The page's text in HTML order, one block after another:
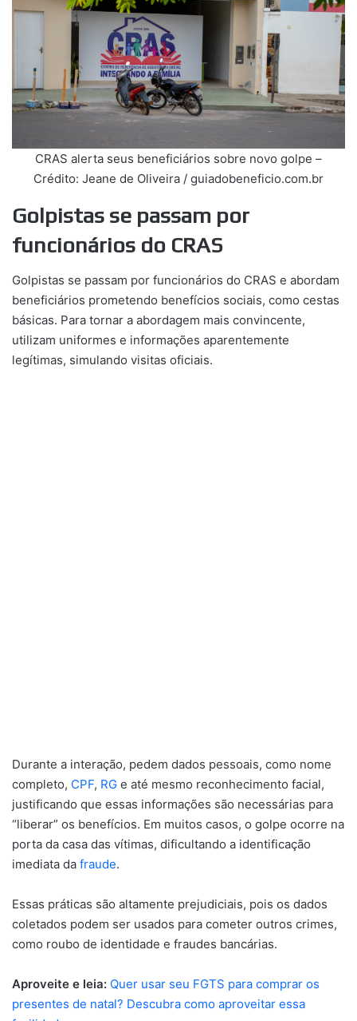
CRAS alerta seus beneficiários sobre novo golpe –
Crédito: Jeane de Oliveira / guiadobeneficio.com.br
Golpistas se passam por
funcionários do CRAS
Golpistas se passam por funcionários do CRAS e abordam
beneficiários prometendo benefícios sociais, como cestas
básicas. Para tornar a abordagem mais convincente,
utilizam uniformes e informações aparentemente
legítimas, simulando visitas oficiais.
Durante a interação, pedem dados pessoais, como nome
completo, CPF, RG e até mesmo reconhecimento facial,
justificando que essas informações são necessárias para
“liberar” os benefícios. Em muitos casos, o golpe ocorre na
porta da casa das vítimas, dificultando a identificação
imediata da fraude.
Essas práticas são altamente prejudiciais, pois os dados
coletados podem ser usados para cometer outros crimes,
como roubo de identidade e fraudes bancárias.
Aproveite e leia: Quer usar seu FGTS para comprar os
presentes de natal? Descubra como aproveitar essa